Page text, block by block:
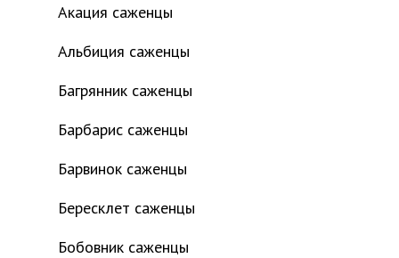
Акация саженцы
Альбиция саженцы
Багрянник саженцы
Барбарис саженцы
Барвинок саженцы
Бересклет саженцы
Бобовник саженцы